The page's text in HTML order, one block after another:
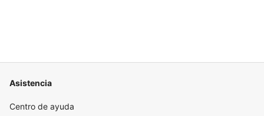
Asistencia
Centro de ayuda